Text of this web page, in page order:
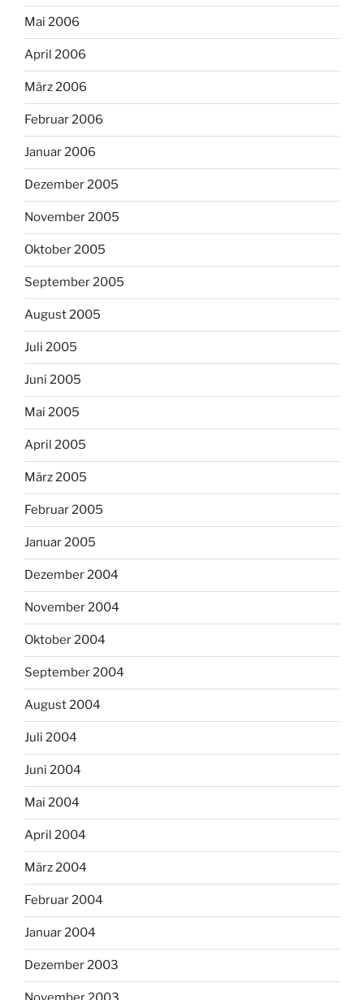
Mai 2006
April 2006
März 2006
Februar 2006
Januar 2006
Dezember 2005
November 2005
Oktober 2005
September 2005
August 2005
Juli 2005
Juni 2005
Mai 2005
April 2005
März 2005
Februar 2005
Januar 2005
Dezember 2004
November 2004
Oktober 2004
September 2004
August 2004
Juli 2004
Juni 2004
Mai 2004
April 2004
März 2004
Februar 2004
Januar 2004
Dezember 2003